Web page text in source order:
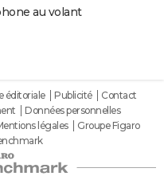
au volant
éditoriale Publicité
Contact
Données personnelles
légales
Groupe Figaro